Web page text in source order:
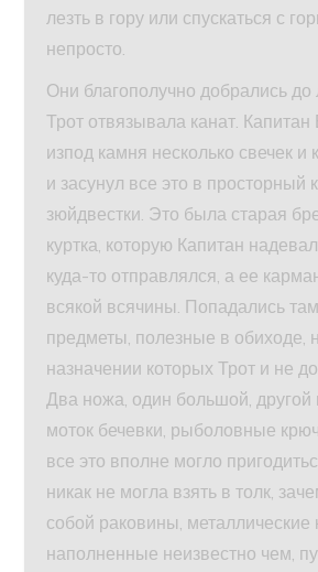
лезть в гору или спускаться с
непросто.
Они благополучно добрались до
Трот отвязывала канат. Капитан
изпод камня несколько свечек и
и засунул все это в просторный
зюйдвестки. Это была старая
куртка, которую Капитан
куда-то отправлялся, а ее
всякой всячины. Попадались
предметы, полезные в обиходе,
назначении которых Трот и не
Два ножа, один большой, другой
моток бечевки, рыболовные
все это вполне могло
никак не могла взять в толк,
собой раковины, металлические
наполненные неизвестно чем,